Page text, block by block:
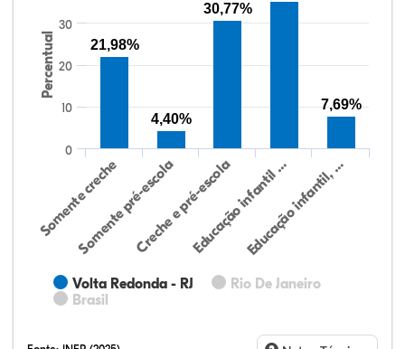
Percentual
Volta Redonda - RJ
Rio De Janeiro
Brasil
Somente creche
Somente pré-escolaCreche e pré-escolaEducação infantil …Educação infantil, …
0
10
20
30
21,98%
4,40%
30,77%
7,69%